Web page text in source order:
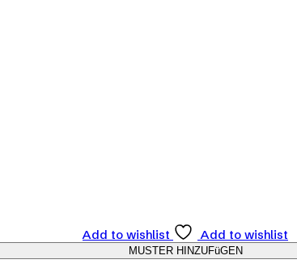
Add to wishlist Add to wishlist